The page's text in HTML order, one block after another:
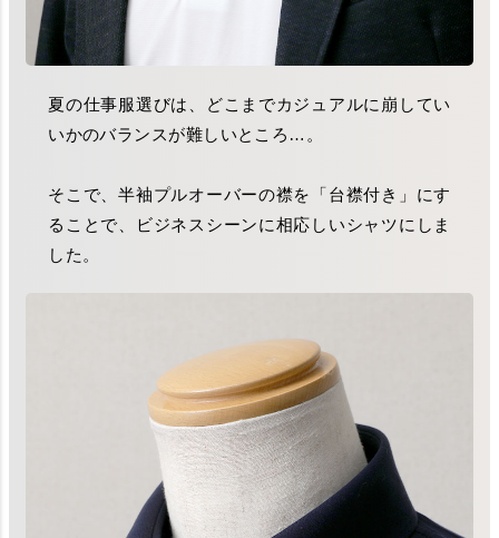
夏の仕事服選びは、どこまでカジュアルに崩してい
いかのバランスが難しいところ…。
そこで、半袖プルオーバーの襟を「台襟付き」にす
ることで、ビジネスシーンに相応しいシャツにしま
した。